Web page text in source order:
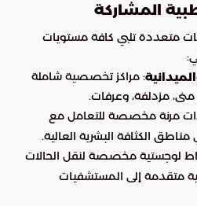
المشاركة
متعددة تلبي كافة مستويات
: مراكز تخصصية شاملة
مزدلفة، وعرفات.
مرنة مخصصة للتعامل مع
مناطق الكثافة البشرية العالية.
لوجستية مخصصة لنقل الحالات
متقدمة إلى المستشفيات